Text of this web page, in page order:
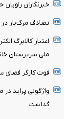
خبرنگاران
تصادف مرگ‌بار در محور
اعتبار کالابرگ
ملی سرپرستان
فوت کارگر فضای سبز
گذاشت